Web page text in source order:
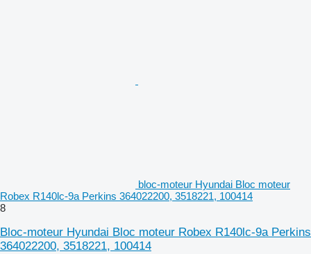
bloc-moteur Hyundai Bloc moteur
Robex R140lc-9a Perkins 364022200, 3518221, 100414
8
Bloc-moteur Hyundai Bloc moteur Robex R140lc-9a Perkins
364022200, 3518221, 100414